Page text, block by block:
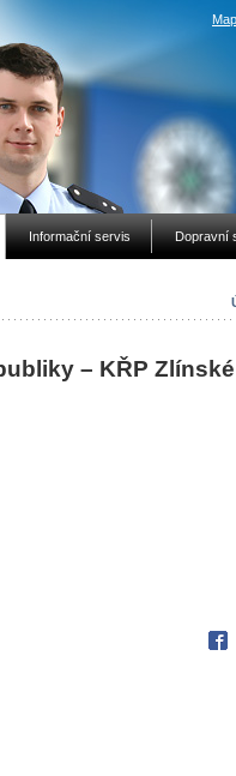
Informační servis Dopravní
– KŘP